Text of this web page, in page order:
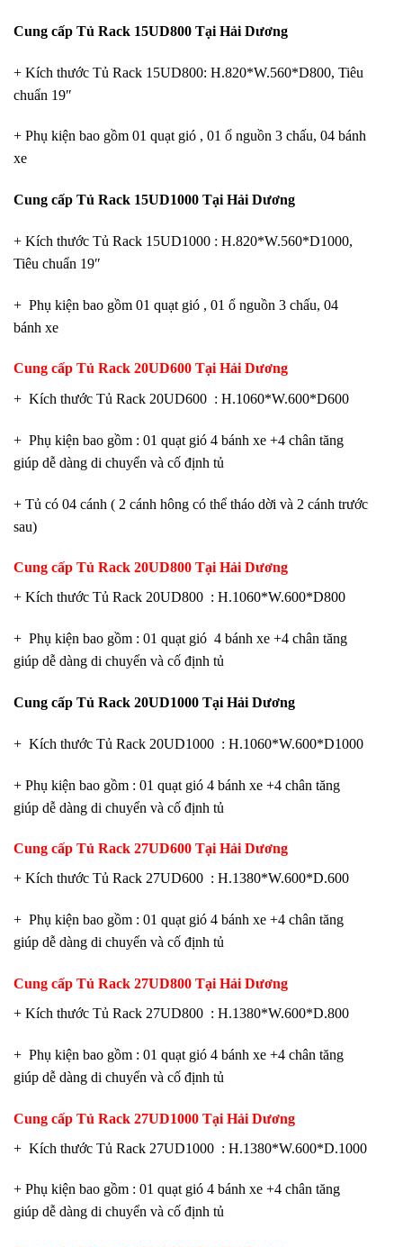
Cung cấp Tủ Rack 15UD800 Tại Hải Dương
+ Kích thước Tủ Rack 15UD800: H.820*W.560*D800, Tiêu
chuẩn 19″
+ Phụ kiện bao gồm 01 quạt gió , 01 ổ nguồn 3 chấu, 04 bánh
xe
Cung cấp Tủ Rack 15UD1000 Tại Hải Dương
+ Kích thước Tủ Rack 15UD1000 : H.820*W.560*D1000,
Tiêu chuẩn 19″
+ Phụ kiện bao gồm 01 quạt gió , 01 ổ nguồn 3 chấu, 04
bánh xe
Cung cấp Tủ Rack 20UD600 Tại Hải Dương
+ Kích thước Tủ Rack 20UD600 : H.1060*W.600*D600
+ Phụ kiện bao gồm : 01 quạt gió 4 bánh xe +4 chân tăng
giúp dễ dàng di chuyển và cố định tủ
+ Tủ có 04 cánh ( 2 cánh hông có thể tháo dời và 2 cánh trước
sau)
Cung cấp Tủ Rack 20UD800 Tại Hải Dương
+ Kích thước Tủ Rack 20UD800 : H.1060*W.600*D800
+ Phụ kiện bao gồm : 01 quạt gió 4 bánh xe +4 chân tăng
giúp dễ dàng di chuyển và cố định tủ
Cung cấp Tủ Rack 20UD1000 Tại Hải Dương
+ Kích thước Tủ Rack 20UD1000 : H.1060*W.600*D1000
+ Phụ kiện bao gồm : 01 quạt gió 4 bánh xe +4 chân tăng
giúp dễ dàng di chuyển và cố định tủ
Cung cấp Tủ Rack 27UD600 Tại Hải Dương
+ Kích thước Tủ Rack 27UD600 : H.1380*W.600*D.600
+ Phụ kiện bao gồm : 01 quạt gió 4 bánh xe +4 chân tăng
giúp dễ dàng di chuyển và cố định tủ
Cung cấp Tủ Rack 27UD800 Tại Hải Dương
+ Kích thước Tủ Rack 27UD800 : H.1380*W.600*D.800
+ Phụ kiện bao gồm : 01 quạt gió 4 bánh xe +4 chân tăng
giúp dễ dàng di chuyển và cố định tủ
Cung cấp Tủ Rack 27UD1000 Tại Hải Dương
+ Kích thước Tủ Rack 27UD1000 : H.1380*W.600*D.1000
+ Phụ kiện bao gồm : 01 quạt gió 4 bánh xe +4 chân tăng
giúp dễ dàng di chuyển và cố định tủ